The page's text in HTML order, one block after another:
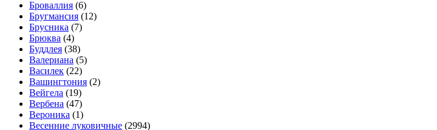
Броваллия (6)
Бругмансия (12)
Брусника (7)
Брюква (4)
Буддлея (38)
Валериана (5)
Василек (22)
Вашингтония (2)
Вейгела (19)
Вербена (47)
Вероника (1)
Весенние луковичные (2994)